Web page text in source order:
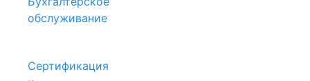
обслуживание
Сертификация